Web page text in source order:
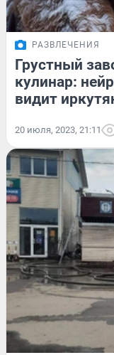
РАЗВЛЕЧЕНИЯ
Грустный
кулинар:
видит
20 июля, 2023, 21:11